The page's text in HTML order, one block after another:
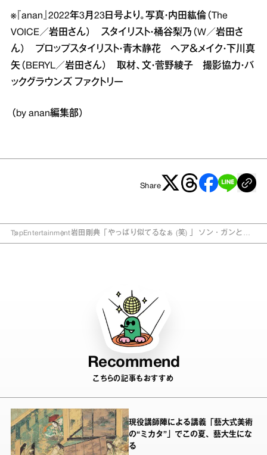
※『anan』2022年3月23日号より。写真・内田紘倫（The
VOICE／岩田さん） スタイリスト・桶谷梨乃（W／岩田さ
ん） プロップスタイリスト・青木静花 ヘア＆メイク・下川真
矢（BERYL／岩田さん） 取材、文・菅野綾子 撮影協力・バ
ックグラウンズ ファクトリー
（by anan編集部）
Share
TopEntertainment岩田剛典「やっぱり似てるなぁ (笑) 」 ソン・ガンと共
Recommend
こちらの記事もおすすめ
現役講師陣による講義「藝大式美術
の“ミカタ”」でこの夏、藝大生にな
る